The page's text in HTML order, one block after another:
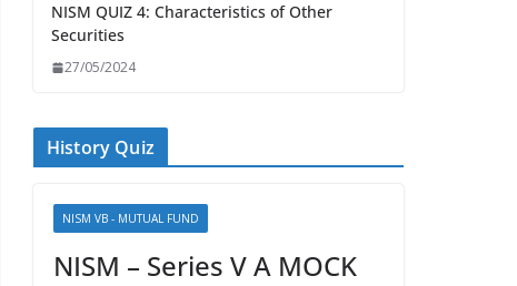
NISM QUIZ 4: Characteristics of Other
Securities
27/05/2024
History Quiz
NISM VB - MUTUAL FUND
NISM – Series V A MOCK